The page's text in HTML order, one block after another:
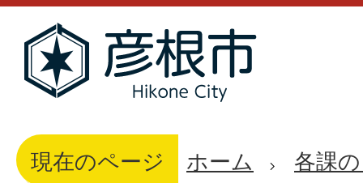
現在のページ ホーム 各課